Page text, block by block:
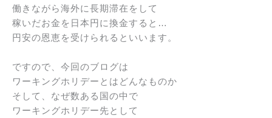
働きながら海外に長期滞在をして
稼いだお金を日本円に換金すると…
円安の恩恵を受けられるといいます。
ですので、今回のブログは
ワーキングホリデーとはどんなものか
そして、なぜ数ある国の中で
ワーキングホリデー先として